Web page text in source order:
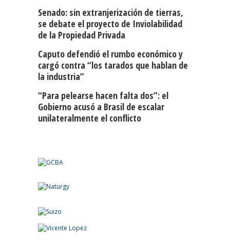
Senado: sin extranjerización de tierras,
se debate el proyecto de Inviolabilidad
de la Propiedad Privada
Caputo defendió el rumbo económico y
cargó contra “los tarados que hablan de
la industria”
“Para pelearse hacen falta dos”: el
Gobierno acusó a Brasil de escalar
unilateralmente el conflicto